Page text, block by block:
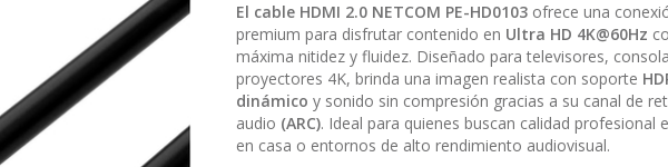
El cable HDMI 2.0 NETCOM PE-HD0103ofrece una
premium para disfrutar contenido en Ultra HD 4K@60Hz
máxima nitidez y fluidez. Diseñado para televisores,
proyectores 4K, brinda una imagen realista con soporte
dinámico y sonido sin compresión gracias a su canal de
audio (ARC). Ideal para quienes buscan calidad profesional
en casa o entornos de alto rendimiento audiovisual.